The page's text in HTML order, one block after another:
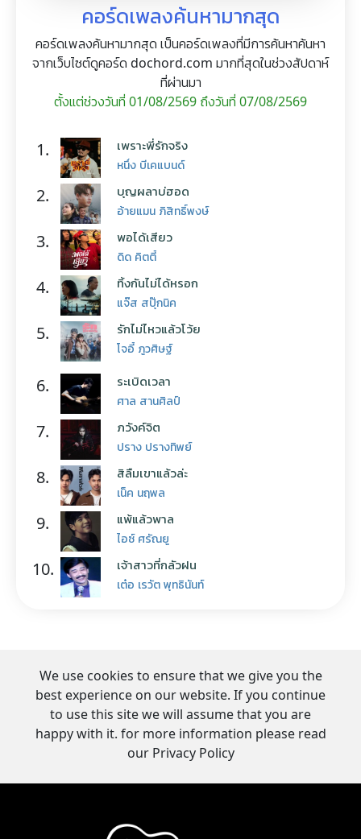
คอร์ดเพลงค้นหามากสุด
คอร์ดเพลงค้นหามากสุด เป็นคอร์ดเพลงที่มีการค้นหาค้นหา
จากเว็บไซต์ดูคอร์ด dochord.com มากที่สุดในช่วงสัปดาห์
ที่ผ่านมา
ตั้งแต่ช่วงวันที่ 01/08/2569 ถึงวันที่ 07/08/2569
1. เพราะพี่รักจริง
หนึ่ง บีเคแบนด์
2. บุญผลาบ่ฮอด
อ้ายแมน ภิสิทธิ์พงษ์
3. พอได้เสียว
ดิด คิตตี้
4. ทิ้งกันไม่ได้หรอก
แจ๊ส สปุ๊กนิค
5. รักไม่ไหวแล้วโว้ย
โจอี้ ภูวศิษฐ์
6. ระเบิดเวลา
ศาล สานศิลป์
7. ภวังค์จิต
ปราง ปรางทิพย์
8. สิลืมเขาแล้วล่ะ
เน็ค นฤพล
9. แพ้แล้วพาล
ไอซ์ ศรัณยู
10. เจ้าสาวที่กลัวฝน
เต๋อ เรวัต พุทธินันท์
We use cookies to ensure that we give you the
best experience on our website. If you continue
to use this site we will assume that you are
happy with it. for more information please read
our Privacy Policy